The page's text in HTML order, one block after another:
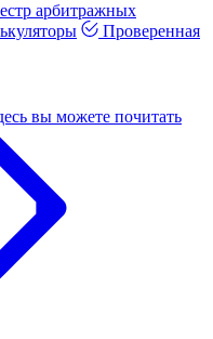
арбитражных
Проверенная
вы можете почитать